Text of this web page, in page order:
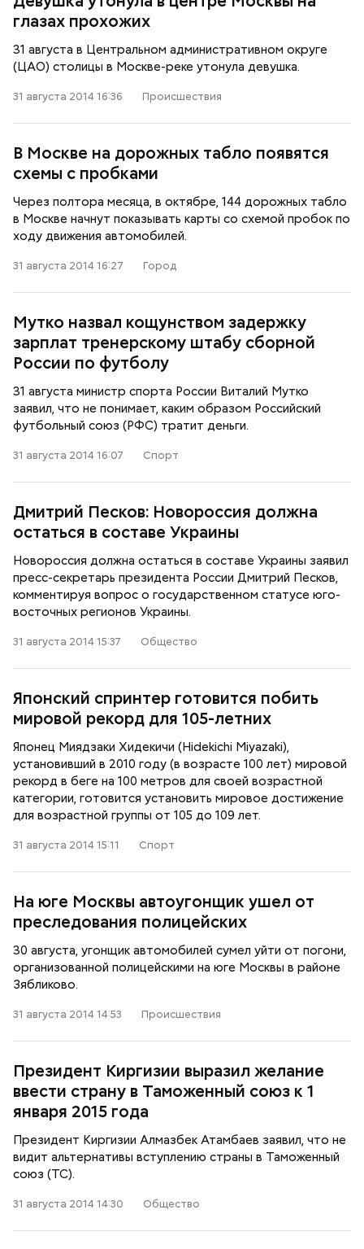
глазах прохожих
31 августа в Центральном административном округе
(ЦАО) столицы в Москве-реке утонула девушка.
31 августа 2014 16:36 Происшествия
В Москве на дорожных табло появятся
схемы с пробками
Через полтора месяца, в октябре, 144 дорожных табло
в Москве начнут показывать карты со схемой пробок по
ходу движения автомобилей.
31 августа 2014 16:27 Город
Мутко назвал кощунством задержку
зарплат тренерскому штабу сборной
России по футболу
31 августа министр спорта России Виталий Мутко
заявил, что не понимает, каким образом Российский
футбольный союз (РФС) тратит деньги.
31 августа 2014 16:07 Спорт
Дмитрий Песков: Новороссия должна
остаться в составе Украины
Новороссия должна остаться в составе Украины заявил
пресс-секретарь президента России Дмитрий Песков,
комментируя вопрос о государственном статусе юго-
восточных регионов Украины.
31 августа 2014 15:37 Общество
Японский спринтер готовится побить
мировой рекорд для 105-летних
Японец Миядзаки Хидекичи (Hidekichi Miyazaki),
установивший в 2010 году (в возрасте 100 лет) мировой
рекорд в беге на 100 метров для своей возрастной
категории, готовится установить мировое достижение
для возрастной группы от 105 до 109 лет.
31 августа 2014 15:11 Спорт
На юге Москвы автоугонщик ушел от
преследования полицейских
30 августа, угонщик автомобилей сумел уйти от погони,
организованной полицейскими на юге Москвы в районе
Зябликово.
31 августа 2014 14:53 Происшествия
Президент Киргизии выразил желание
ввести страну в Таможенный союз к 1
января 2015 года
Президент Киргизии Алмазбек Атамбаев заявил, что не
видит альтернативы вступлению страны в Таможенный
союз (ТС).
31 августа 2014 14:30 Общество